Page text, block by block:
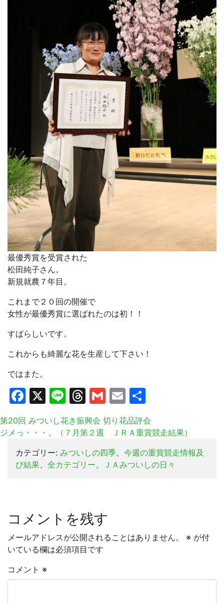
最優秀賞を受賞された
松田純子さん。
新規就農７年目。
これまで２０回の開催で
女性が最優秀賞に選ばれたのは初！！
すばらしいです。
これからも綺麗な花を生産して下さい！
ではまた。
Facebook
X LineThreads
Gmail
Email
有
第20回 みついし花き振興会 切り花品評会
ジメっ・・・。（７月第２週 ＪＲＡ重賞競走結果）
カテゴリー: みついしの四季、 今週の重賞競走情報及
び結果、 全カテゴリー、 ＪＡみついしの日々
コメントを残す
メールアドレスが公開されることはありません。 ※ が付
いている欄は必須項目です
コメント ※